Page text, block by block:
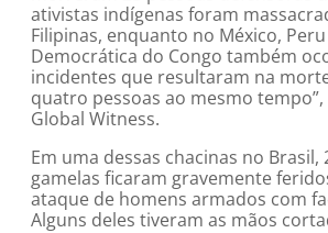
ativistas indígenas foram
Filipinas, enquanto no México,
Democrática do Congo também
incidentes que resultaram na
quatro pessoas ao mesmo
Global Witness.
Em uma dessas chacinas no Brasil,
gamelas ficaram gravemente
ataque de homens armados com
Alguns deles tiveram as mãos